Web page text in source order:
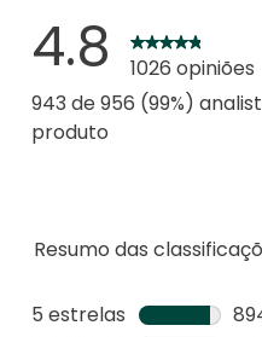
Resumo das
5 estrelas estrelas
4.8
1026 opiniões
943 de 956 (99%)
produto